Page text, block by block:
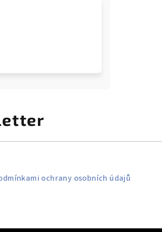
ochrany osobních údajů